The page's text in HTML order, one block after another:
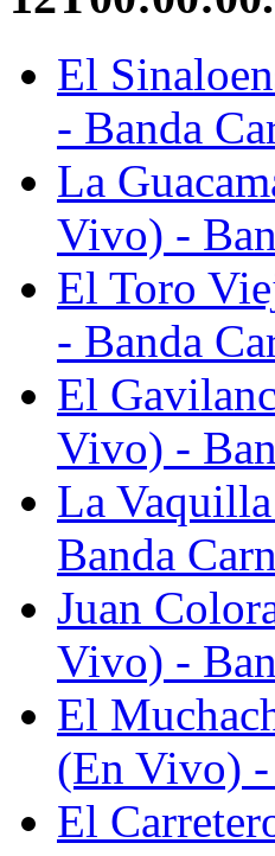
El
- Banda
La
Vivo) -
El Toro
- Banda
El
Vivo) -
La
Banda
Juan
Vivo) -
El
(En Vivo) -
El